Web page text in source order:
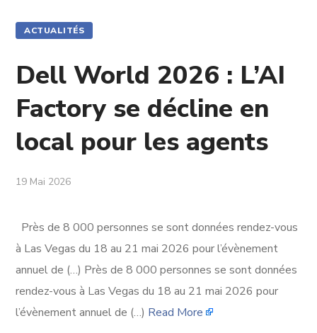
ACTUALITÉS
Dell World 2026 : L’AI
Factory se décline en
local pour les agents
19 Mai 2026
Près de 8 000 personnes se sont données rendez-vous
à Las Vegas du 18 au 21 mai 2026 pour l’évènement
annuel de (…) Près de 8 000 personnes se sont données
rendez-vous à Las Vegas du 18 au 21 mai 2026 pour
l’évènement annuel de (…) Read More